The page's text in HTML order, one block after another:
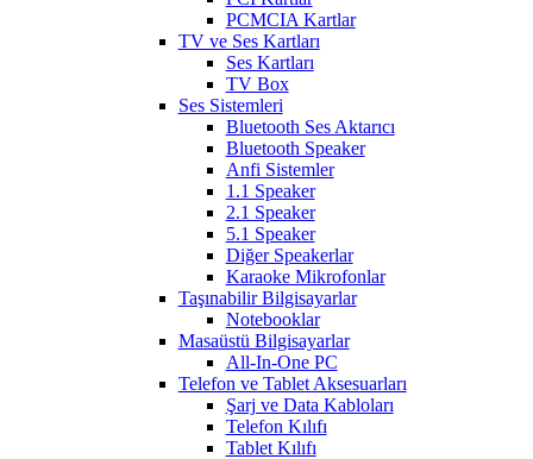
PCMCIA Kartlar
TV ve Ses Kartları
Ses Kartları
TV Box
Ses Sistemleri
Bluetooth Ses Aktarıcı
Bluetooth Speaker
Anfi Sistemler
1.1 Speaker
2.1 Speaker
5.1 Speaker
Diğer Speakerlar
Karaoke Mikrofonlar
Taşınabilir Bilgisayarlar
Notebooklar
Masaüstü Bilgisayarlar
All-In-One PC
Telefon ve Tablet Aksesuarları
Şarj ve Data Kabloları
Telefon Kılıfı
Tablet Kılıfı